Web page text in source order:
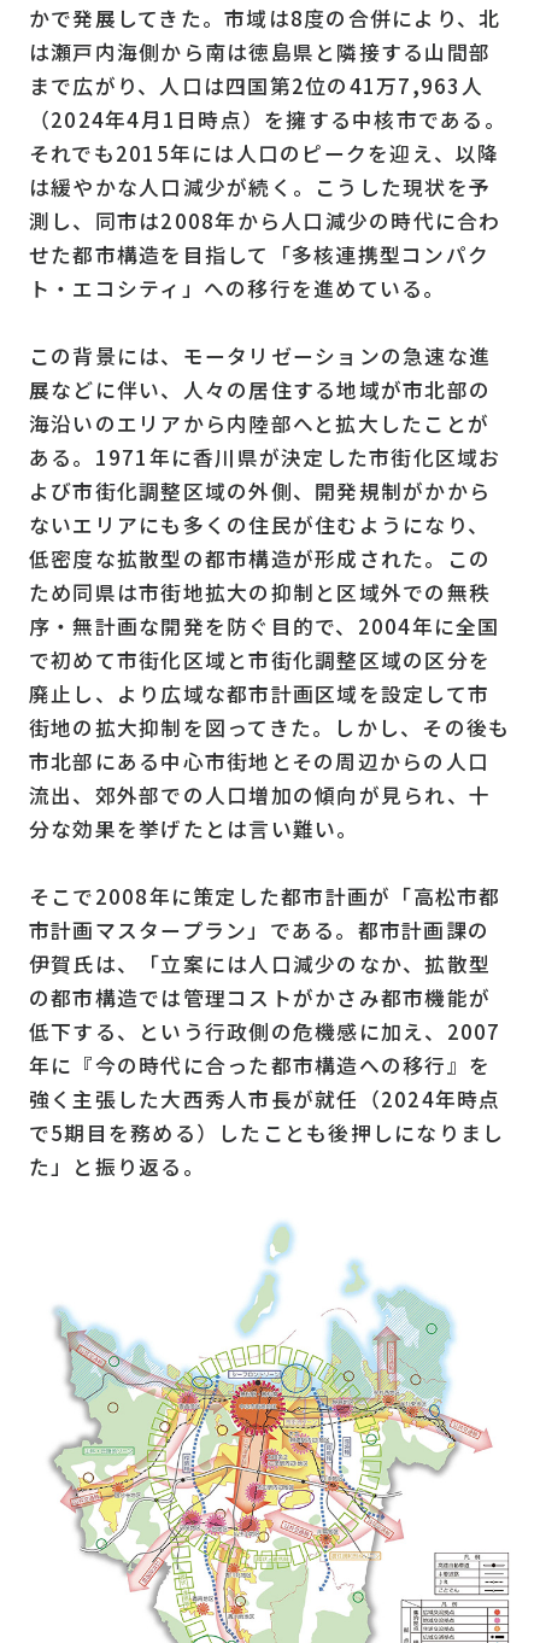
かで発展してきた。市域は8度の合併により、北
は瀬戸内海側から南は徳島県と隣接する山間部
まで広がり、人口は四国第2位の41万7,963人
（2024年4月1日時点）を擁する中核市である。
それでも2015年には人口のピークを迎え、以降
は緩やかな人口減少が続く。こうした現状を予
測し、同市は2008年から人口減少の時代に合わ
せた都市構造を目指して「多核連携型コンパク
ト・エコシティ」への移行を進めている。
この背景には、モータリゼーションの急速な進
展などに伴い、人々の居住する地域が市北部の
海沿いのエリアから内陸部へと拡大したことが
ある。1971年に香川県が決定した市街化区域お
よび市街化調整区域の外側、開発規制がかから
ないエリアにも多くの住民が住むようになり、
低密度な拡散型の都市構造が形成された。この
ため同県は市街地拡⼤の抑制と区域外での無秩
序・無計画な開発を防ぐ目的で、2004年に全国
で初めて市街化区域と市街化調整区域の区分を
廃止し、より広域な都市計画区域を設定して市
街地の拡大抑制を図ってきた。しかし、その後も
市北部にある中心市街地とその周辺からの人口
流出、郊外部での人口増加の傾向が見られ、十
分な効果を挙げたとは言い難い。
そこで2008年に策定した都市計画が「高松市都
市計画マスタープラン」である。都市計画課の
伊賀氏は、「立案には人口減少のなか、拡散型
の都市構造では管理コストがかさみ都市機能が
低下する、という行政側の危機感に加え、2007
年に『今の時代に合った都市構造への移行』を
強く主張した大西秀人市長が就任（2024年時点
で5期目を務める）したことも後押しになりまし
た」と振り返る。